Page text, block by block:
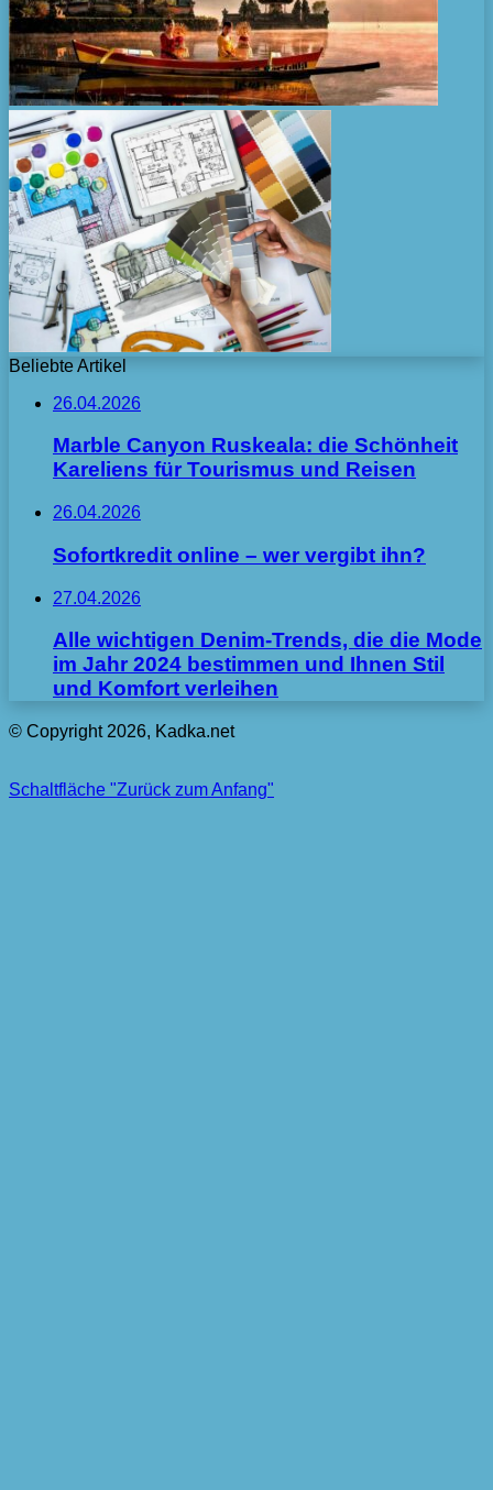
Beliebte Artikel
26.04.2026
Marble Canyon Ruskeala: die Schönheit
Kareliens für Tourismus und Reisen
26.04.2026
Sofortkredit online – wer vergibt ihn?
27.04.2026
Alle wichtigen Denim-Trends, die die Mode
im Jahr 2024 bestimmen und Ihnen Stil
und Komfort verleihen
© Copyright 2026, Kadka.net
Schaltfläche "Zurück zum Anfang"